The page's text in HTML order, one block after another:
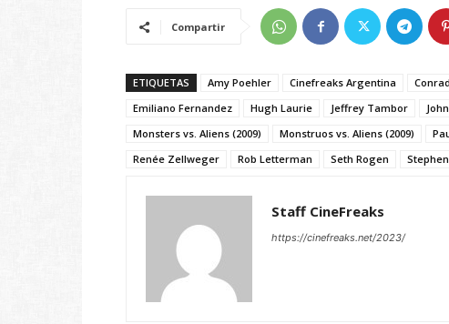
Compartir
ETIQUETAS Amy Poehler Cinefreaks Argentina
Emiliano Fernandez
Hugh Laurie Jeffrey Tambor
Monsters vs. Aliens (2009)
Monstruos vs. Aliens (2009)
Renée Zellweger
Rob Letterman Seth Rogen
Staff CineFreaks
https://cinefreaks.net/2023/